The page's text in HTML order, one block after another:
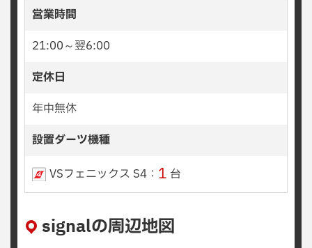
営業時間
21:00～翌6:00
定休日
年中無休
設置ダーツ機種
VSフェニックス S4： 1 台
signalの周辺地図